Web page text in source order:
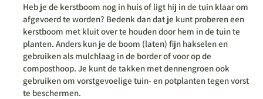
Heb je de kerstboom nog in huis of ligt hij in de tuin klaar om
afgevoerd te worden? Bedenk dan dat je kunt proberen een
kerstboom met kluit over te houden door hem in de tuin te
planten. Anders kun je de boom (laten) fijn hakselen en
gebruiken als mulchlaag in de border of voor op de
composthoop. Je kunt de takken met dennengroen ook
gebruiken om vorstgevoelige tuin- en potplanten tegen vorst
te beschermen.